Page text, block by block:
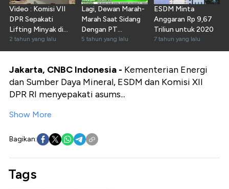
Video : Komisi VII
DPR Sepakati
Lifting Minyak di
2025
2 tahun yang lalu
Lagi, Dewan Marah-
Marah Saat Sidang
Dengan PT
Freeport
5 tahun yang lalu
ESDM Minta
Anggaran Rp 9,67
Triliun untuk 2020
7 tahun yang lalu
Jakarta, CNBC Indonesia - Kementerian Energi
dan Sumber Daya Mineral, ESDM dan Komisi XII
DPR RI menyepakati asums...
Show More
Bagikan:
Tags